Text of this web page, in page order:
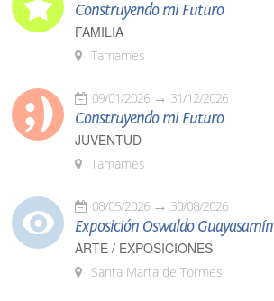
Construyendo mi Futuro
FAMILIA
Tamames
09/01/2026 31/12/2026
Construyendo mi Futuro
JUVENTUD
Tamames
08/05/2026 30/08/2026
Exposición Oswaldo Guayasamín
ARTE / EXPOSICIONES
Santa Marta de Tormes